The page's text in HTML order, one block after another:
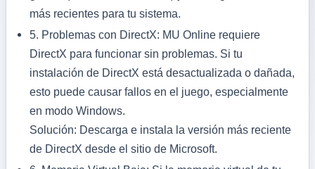
más recientes para tu sistema.
5. Problemas con DirectX: MU Online requiere
DirectX para funcionar sin problemas. Si tu
instalación de DirectX está desactualizada o dañada,
esto puede causar fallos en el juego, especialmente
en modo Windows.
Solución: Descarga e instala la versión más reciente
de DirectX desde el sitio de Microsoft.